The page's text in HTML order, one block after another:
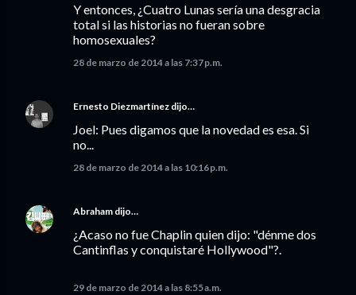
Y entonces, ¿Cuatro Lunas sería una desgracia
total si las historias no fueran sobre
homosexuales?
28 de marzo de 2014 a las 7:37 p.m.
Ernesto Diezmartínez dijo…
Joel: Pues digamos que la novedad es esa. Si
no...
28 de marzo de 2014 a las 10:16 p.m.
Abraham dijo…
¿Acaso no fue Chaplin quien dijo: "dénme dos
Cantinflas y conquistaré Hollywood"?.
29 de marzo de 2014 a las 8:55 a.m.